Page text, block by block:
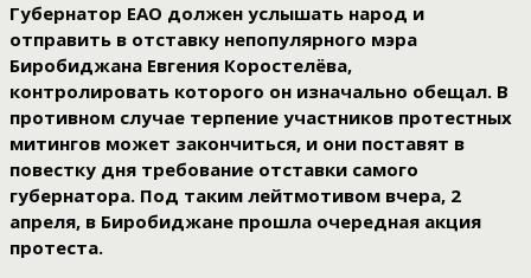
Губернатор ЕАО должен услышать народ и
отправить в отставку непопулярного мэра
Биробиджана Евгения Коростелёва,
контролировать которого он изначально обещал. В
противном случае терпение участников протестных
митингов может закончиться, и они поставят в
повестку дня требование отставки самого
губернатора. Под таким лейтмотивом вчера, 2
апреля, в Биробиджане прошла очередная акция
протеста.